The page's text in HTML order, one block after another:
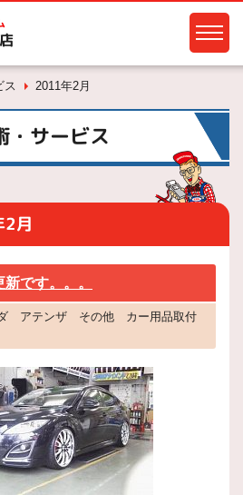
ス 2011年2月
・サービス
月
です。。。
ダ アテンザ その他 カー用品取付